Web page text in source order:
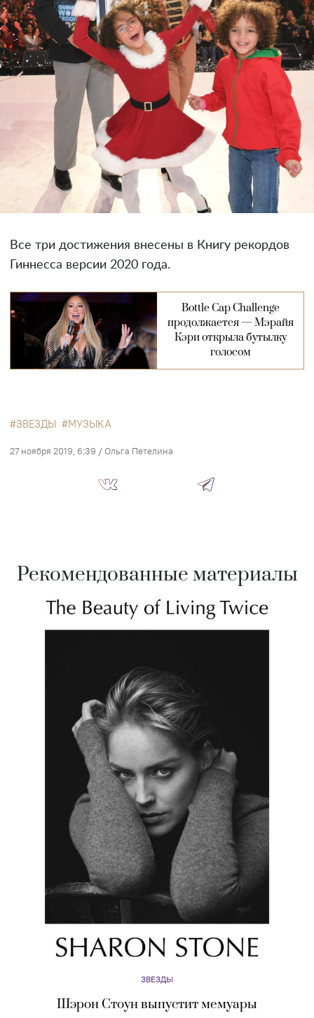
Все три достижения внесены в Книгу рекордов
Гиннесса версии 2020 года.
Bottle Cap Challenge
продолжается — Мэрайя
Кэри открыла бутылку
голосом
ЗВЕЗДЫ МУЗЫКА
27 ноября 2019, 6:39 / Ольга Петелина
Рекомендованные материалы
ЗВЕЗДЫ
Шэрон Стоун выпустит мемуары